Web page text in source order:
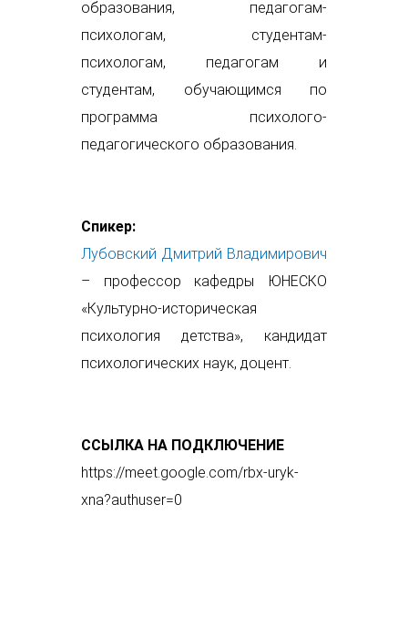
образования, педагогам-
психологам, студентам-
психологам, педагогам и
студентам, обучающимся по
программа психолого-
педагогического образования.
Спикер:
Лубовский Дмитрий Владимирович
– профессор кафедры ЮНЕСКО
«Культурно-историческая
психология детства», кандидат
психологических наук, доцент.
ССЫЛКА НА ПОДКЛЮЧЕНИЕ
https://meet.google.com/rbx-uryk-
xna?authuser=0